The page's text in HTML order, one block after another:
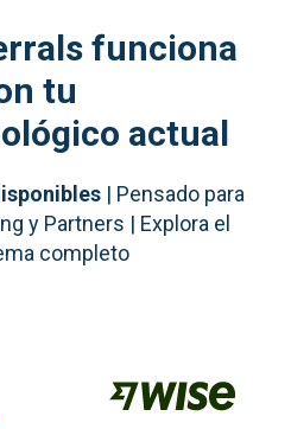
funciona
tu
actual
| Pensado para
y Partners | Explora el
completo